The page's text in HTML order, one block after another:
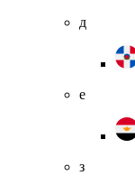
д
е
з